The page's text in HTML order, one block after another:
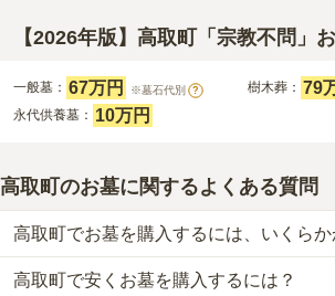
【2026年版】高取町「宗教不問」
一般墓： 67万円 ※墓石代別 ? 樹木葬： 79
永代供養墓： 10万円
高取町のお墓に関するよくある質問
高取町でお墓を購入するには、いくらか
高取町 での購入費用の目安は、一般墓が約
高取町で安くお墓を購入するには？